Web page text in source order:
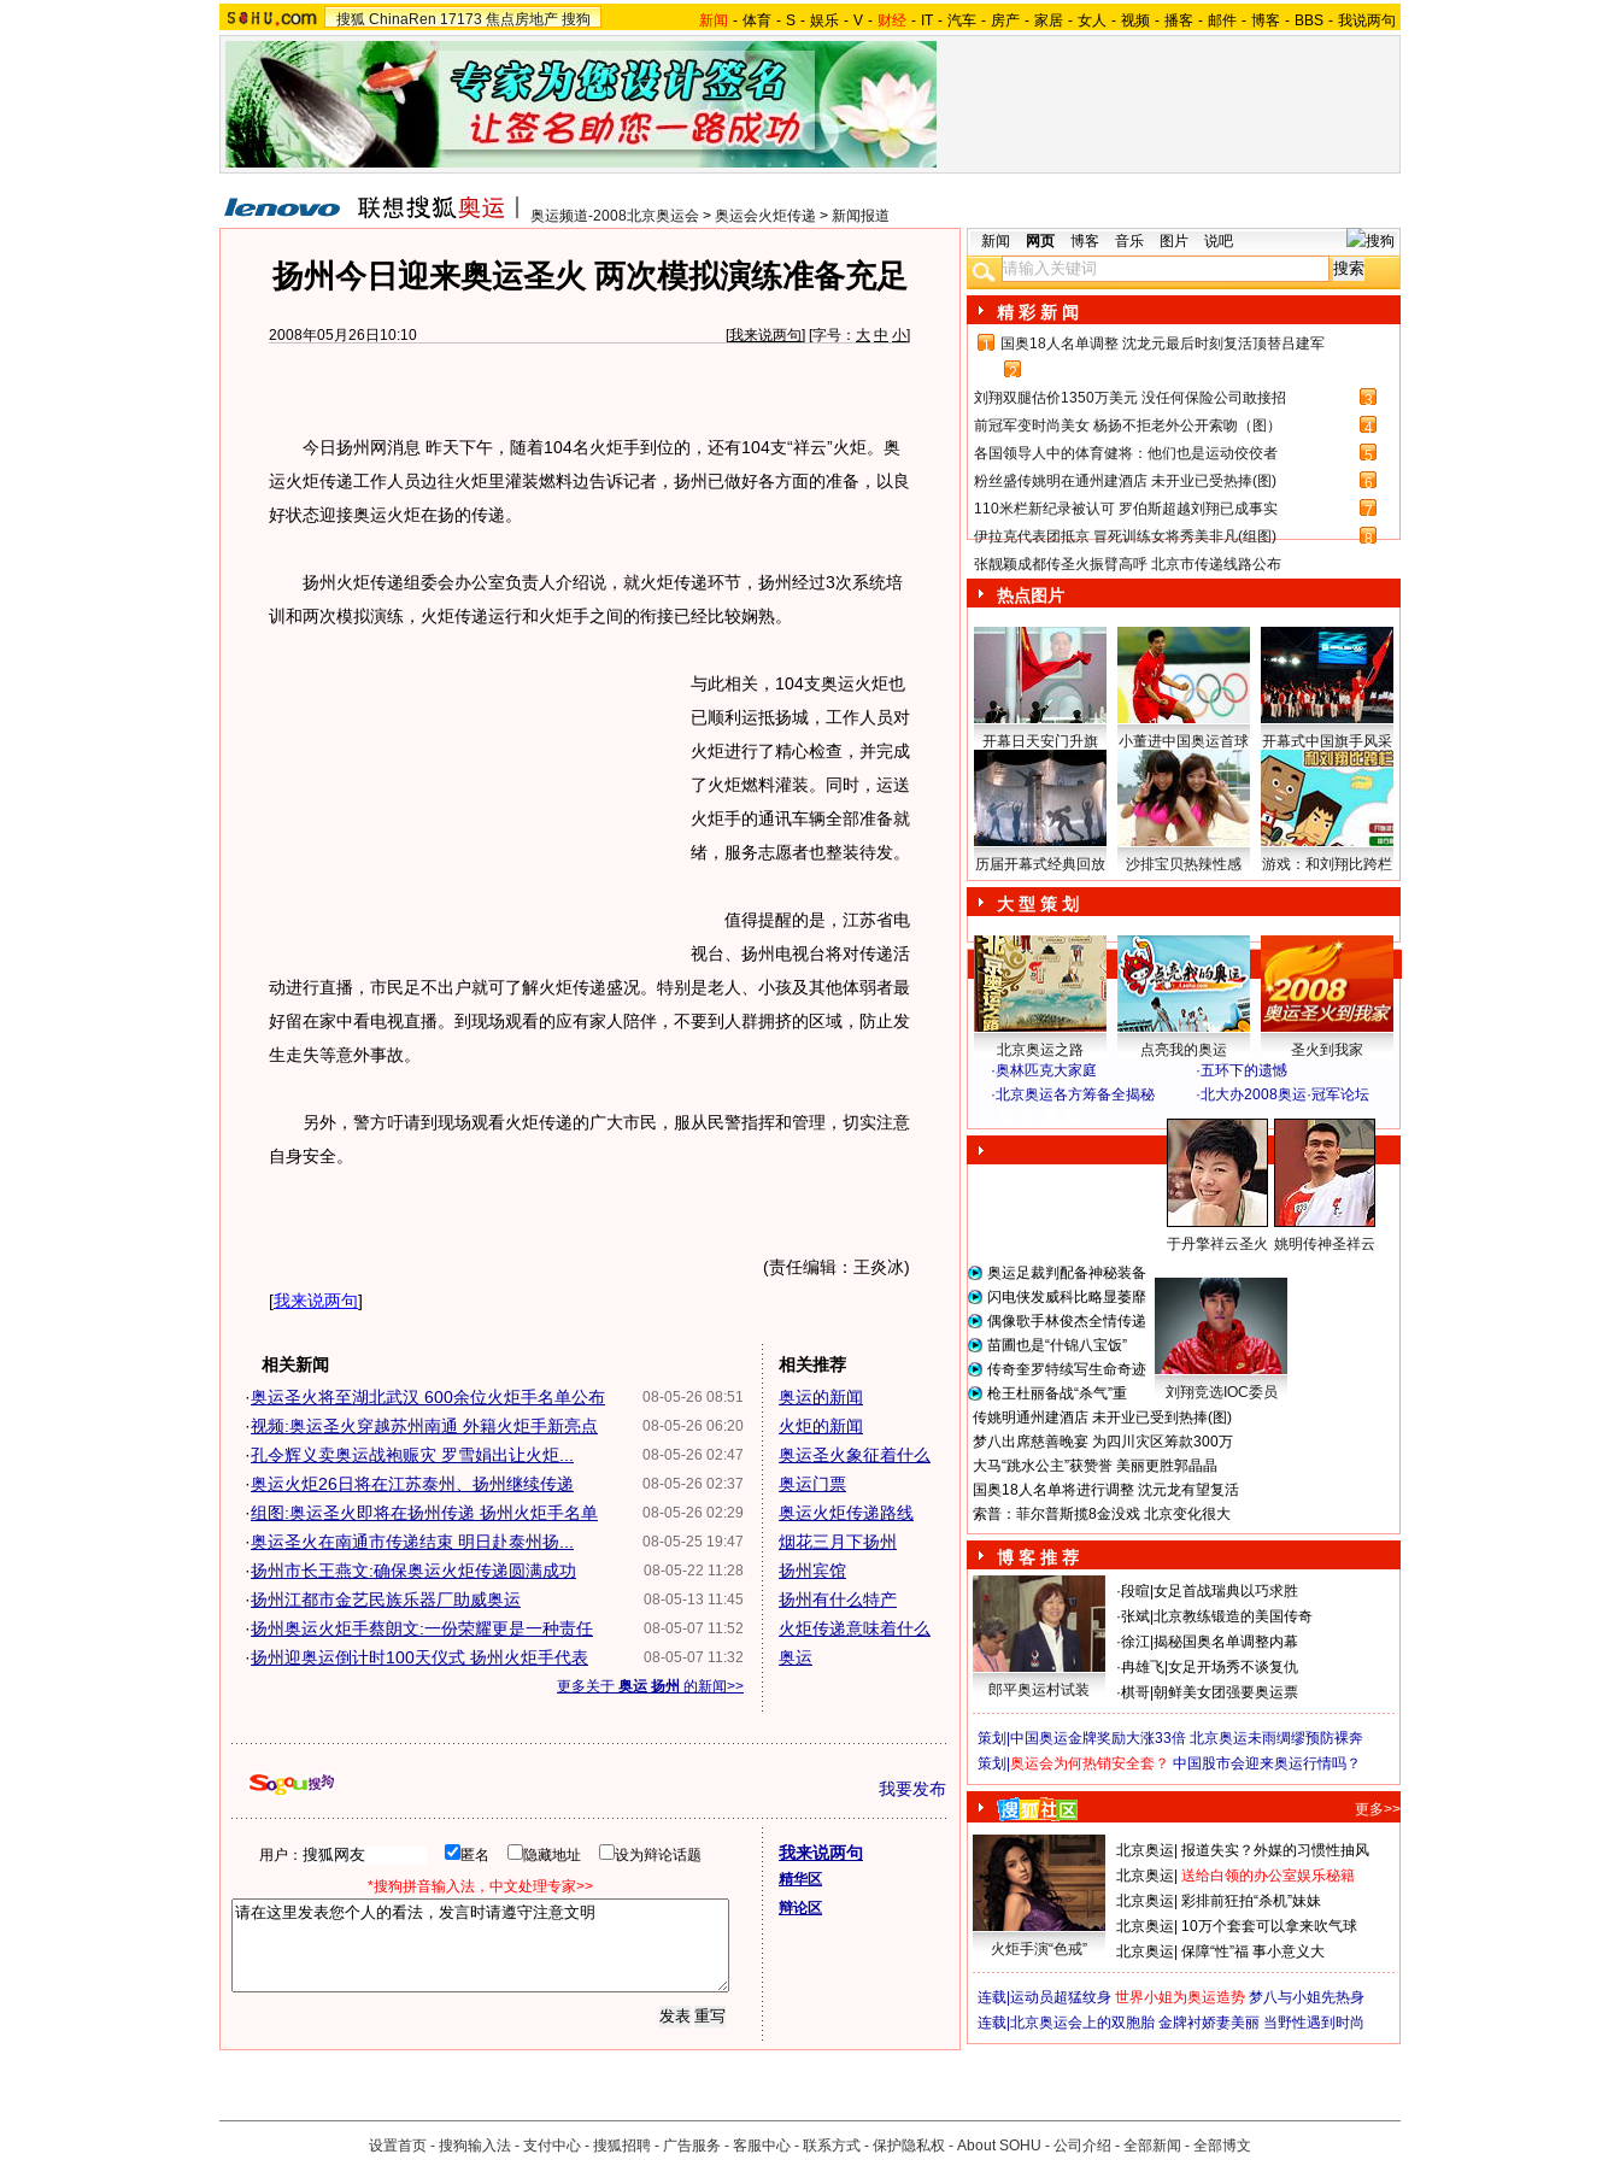
搜狐 ChinaRen 17173 焦点房地产 搜狗 新闻 - 体育 - S - 娱乐 - V - 财经 - IT - 汽车 - 房产 - 家居 - 女人 - 视频 - 播客 - 邮件 - 博客 - BBS - 我说两句
奥运频道-2008北京奥运会 > 奥运会火炬传递 > 新闻报道
扬州今日迎来奥运圣火 两次模拟演练准备充足
2008年05月26日10:10 [我来说两句] [字号： 大 中 小]
今日扬州网消息 昨天下午，随着104名火炬手到位的，还有104支“祥云”火炬。奥
运火炬传递工作人员边往火炬里灌装燃料边告诉记者，扬州已做好各方面的准备，以良
好状态迎接奥运火炬在扬的传递。
扬州火炬传递组委会办公室负责人介绍说，就火炬传递环节，扬州经过3次系统培
训和两次模拟演练，火炬传递运行和火炬手之间的衔接已经比较娴熟。
与此相关，104支奥运火炬也
已顺利运抵扬城，工作人员对
火炬进行了精心检查，并完成
了火炬燃料灌装。同时，运送
火炬手的通讯车辆全部准备就
绪，服务志愿者也整装待发。
值得提醒的是，江苏省电
视台、扬州电视台将对传递活
动进行直播，市民足不出户就可了解火炬传递盛况。特别是老人、小孩及其他体弱者最
好留在家中看电视直播。到现场观看的应有家人陪伴，不要到人群拥挤的区域，防止发
生走失等意外事故。
另外，警方吁请到现场观看火炬传递的广大市民，服从民警指挥和管理，切实注意
自身安全。
(责任编辑：王炎冰)
[我来说两句]
相关新闻
08-05-26 08:51
·奥运圣火将至湖北武汉 600余位火炬手名单公布
08-05-26 06:20
·视频:奥运圣火穿越苏州南通 外籍火炬手新亮点
08-05-26 02:47
·孔令辉义卖奥运战袍赈灾 罗雪娟出让火炬...
08-05-26 02:37
·奥运火炬26日将在江苏泰州、扬州继续传递
08-05-26 02:29
·组图:奥运圣火即将在扬州传递 扬州火炬手名单
08-05-25 19:47
·奥运圣火在南通市传递结束 明日赴泰州扬...
08-05-22 11:28
·扬州市长王燕文:确保奥运火炬传递圆满成功
08-05-13 11:45
·扬州江都市金艺民族乐器厂助威奥运
08-05-07 11:52
·扬州奥运火炬手蔡朗文:一份荣耀更是一种责任
08-05-07 11:32
·扬州迎奥运倒计时100天仪式 扬州火炬手代表
更多关于 奥运 扬州 的新闻>>
相关推荐
奥运的新闻
火炬的新闻
奥运圣火象征着什么
奥运门票
奥运火炬传递路线
烟花三月下扬州
扬州宾馆
扬州有什么特产
火炬传递意味着什么
奥运
我要发布
用户： 匿名 隐藏地址
设为辩论话题
*搜狗拼音输入法，中文处理专家>>
我来说两句
精华区
辩论区
新闻 网页 博客 音乐 图片 说吧
精 彩 新 闻
1
国奥18人名单调整 沈龙元最后时刻复活顶替吕建军
2
刘翔双腿估价1350万美元 没任何保险公司敢接招
3
前冠军变时尚美女 杨扬不拒老外公开索吻（图）
4
各国领导人中的体育健将：他们也是运动佼佼者
5
粉丝盛传姚明在通州建酒店 未开业已受热捧(图)
6
110米栏新纪录被认可 罗伯斯超越刘翔已成事实
7
伊拉克代表团抵京 冒死训练女将秀美非凡(组图)
8
张靓颖成都传圣火振臂高呼 北京市传递线路公布
热点图片
开幕日天安门升旗 小董进中国奥运首球 开幕式中国旗手风采
历届开幕式经典回放 沙排宝贝热辣性感 游戏：和刘翔比跨栏
大 型 策 划
北京奥运之路 点亮我的奥运
圣火到我家
·奥林匹克大家庭 ·五环下的遗憾
·北京奥运各方筹备全揭秘 ·北大办2008奥运·冠军论坛
于丹擎祥云圣火 姚明传神圣祥云
奥运足裁判配备神秘装备
闪电侠发威科比略显萎靡
偶像歌手林俊杰全情传递
苗圃也是“什锦八宝饭”
传奇奎罗特续写生命奇迹
枪王杜丽备战“杀气”重
刘翔竞选IOC委员
传姚明通州建酒店 未开业已受到热捧(图)
梦八出席慈善晚宴 为四川灾区筹款300万
大马“跳水公主”获赞誉 美丽更胜郭晶晶
国奥18人名单将进行调整 沈元龙有望复活
索普：菲尔普斯揽8金没戏 北京变化很大
博 客 推 荐
郎平奥运村试装
·段暄 女足首战瑞典以巧求胜
·张斌 北京教练锻造的美国传奇
·徐江 揭秘国奥名单调整内幕
·冉雄飞 女足开场秀不谈复仇
·棋哥 朝鲜美女团强要奥运票
策划| 中国奥运金牌奖励大涨33倍 北京奥运未雨绸缪预防裸奔
策划| 奥运会为何热销安全套？ 中国股市会迎来奥运行情吗？
更多>>
火炬手演“色戒”
北京奥运 报道失实？外媒的习惯性抽风
北京奥运 送给白领的办公室娱乐秘籍
北京奥运 彩排前狂拍“杀机”妹妹
北京奥运 10万个套套可以拿来吹气球
北京奥运 保障“性”福 事小意义大
连载| 运动员超猛纹身 世界小姐为奥运造势 梦八与小姐先热身
连载| 北京奥运会上的双胞胎 金牌衬娇妻美丽 当野性遇到时尚
设置首页 - 搜狗输入法 - 支付中心 - 搜狐招聘 - 广告服务 - 客服中心 - 联系方式 - 保护隐私权 - About SOHU - 公司介绍 - 全部新闻 - 全部博文